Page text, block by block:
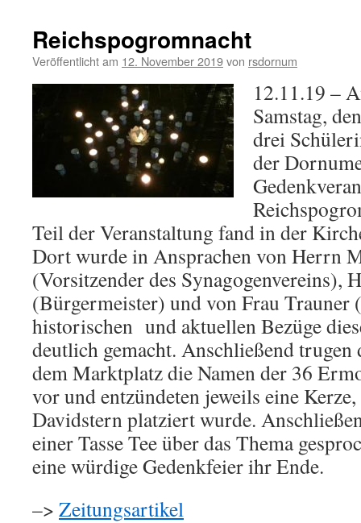
Reichspogromnacht
Veröffentlicht am 12. November 2019von rsdornum
12.11.19 –
Samstag,
drei
der
Teil der Veranstaltung fand in der
Dort wurde in Ansprachen von Herrn
(Vorsitzender des Synagogenvereins),
(Bürgermeister) und von Frau Trauner
historischen und aktuellen Bezüge
deutlich gemacht. Anschließend
dem Marktplatz die Namen der 36
vor und entzündeten jeweils eine
Davidstern platziert wurde.
einer Tasse Tee über das Thema
eine würdige Gedenkfeier ihr Ende.
–> Zeitungsartikel